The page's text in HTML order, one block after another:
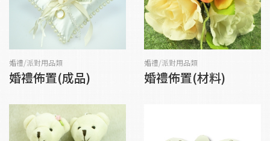
婚禮/派對用品類
婚禮佈置(成品)
婚禮/派對用品類
婚禮佈置(材料)